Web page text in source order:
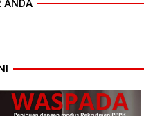
ANDA